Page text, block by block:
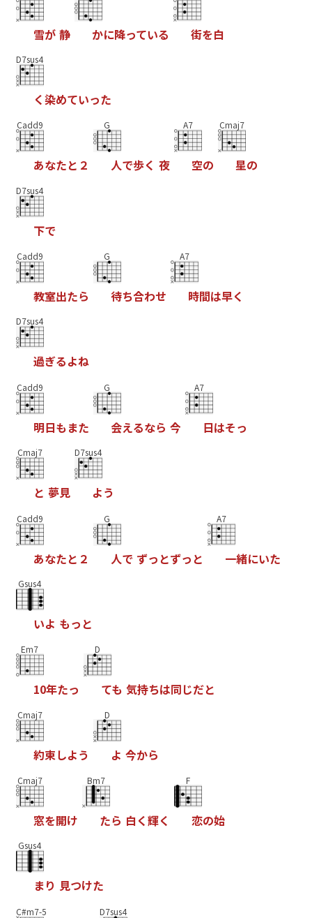
雪が 静 かに降っている 街を白
D7sus4
く染めていった
Cadd9
あなたと ２
G
人で歩く 夜
A7
空の
Cmaj7
星の
D7sus4
下で
Cadd9
教室出たら
G
待ち合わせ
A7
時間は早く
D7sus4
過ぎるよね
Cadd9
明日もまた
G
会えるなら 今
A7
日はそっ
Cmaj7
と 夢見
D7sus4
よう
Cadd9
あなたと ２
G
人で ずっ とずっ と
A7
一緒にいた
Gsus4
いよ もっ と
Em7
10年たっ
D
ても 気持ちは同じだと
Cmaj7
約束しよう
D
よ 今から
Cmaj7
窓を開け
Bm7
たら 白 く輝く
F
恋の始
Gsus4
まり 見つけた
C#m7-5 D7sus4